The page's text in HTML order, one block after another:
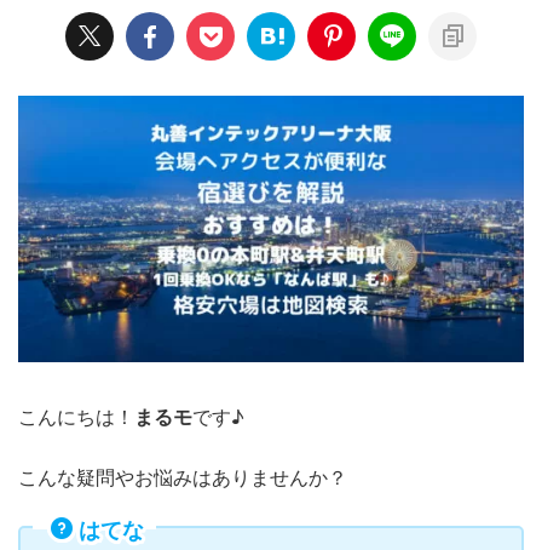
こんにちは！ まるモです♪
こんな疑問やお悩みはありませんか？
はてな